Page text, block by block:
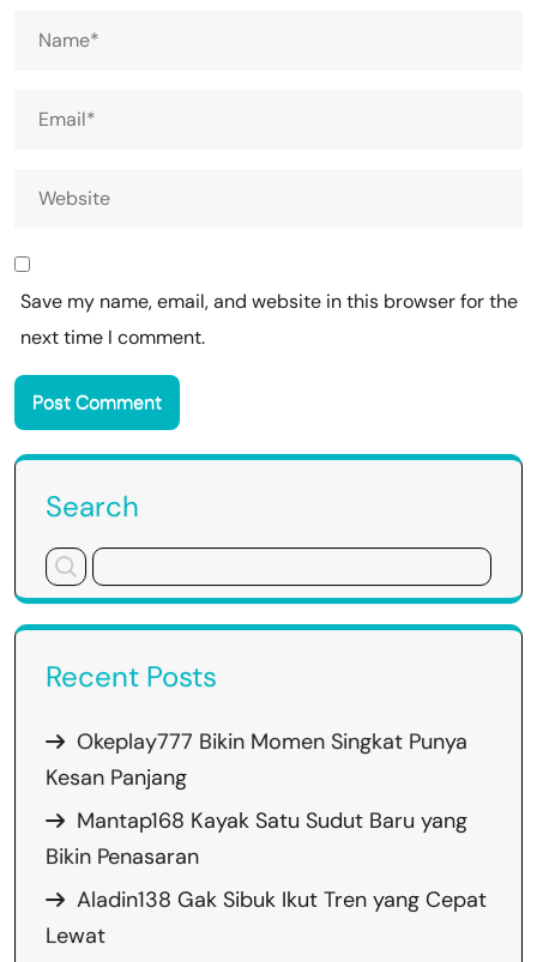
Save my name, email, and website in this browser for the
next time I comment.
Search
Recent Posts
Okeplay777 Bikin Momen Singkat Punya
Kesan Panjang
Mantap168 Kayak Satu Sudut Baru yang
Bikin Penasaran
Aladin138 Gak Sibuk Ikut Tren yang Cepat
Lewat